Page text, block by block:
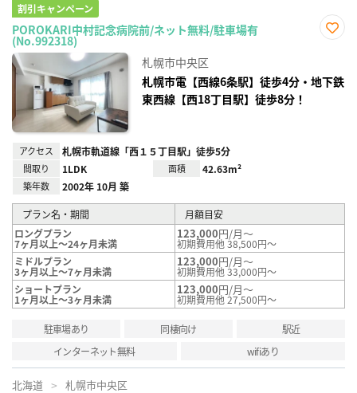
割引キャンペーン
POROKARI中村記念病院前/ネット無料/駐車場有
(No.992318)
録
札幌市中央区
札幌市電【西線6条駅】徒歩4分・地下鉄
東西線【西18丁目駅】徒歩8分！
アクセス 札幌市軌道線「西１５丁目駅」徒歩5分
間取り 1LDK 面積 42.63m²
築年数 2002年 10月 築
プラン名・期間
月額目安
ロングプラン
7ヶ月以上～24ヶ月未満
123,000円/月～
初期費用他 38,500円～
ミドルプラン
3ヶ月以上～7ヶ月未満
123,000円/月～
初期費用他 33,000円～
ショートプラン
1ヶ月以上～3ヶ月未満
123,000円/月～
初期費用他 27,500円～
駐車場あり 同棲向け
駅近
インターネット無料
wifiあり
北海道 札幌市中央区